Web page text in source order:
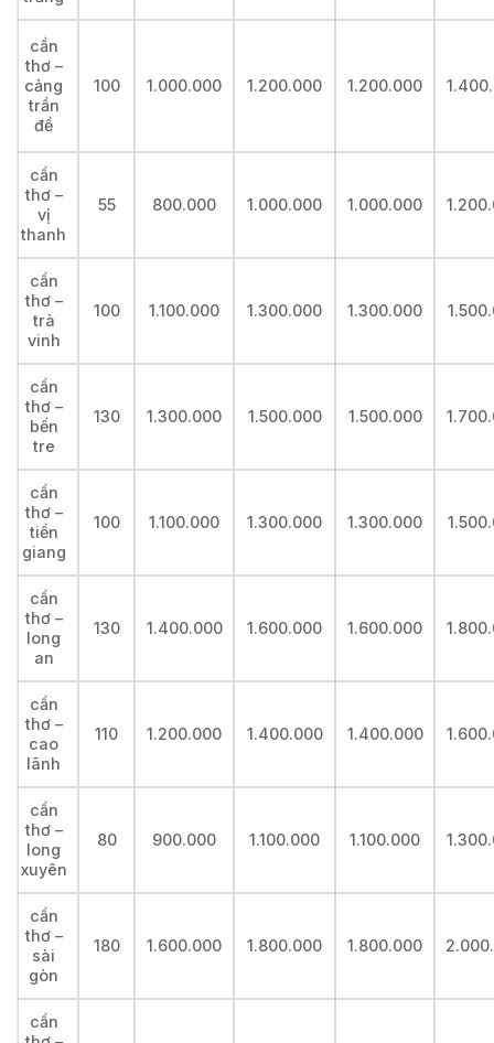
cần
thơ –
cảng
trần
đề
100 1.000.000 1.200.000 1.200.000
cần
thơ –
vị
thanh
55 800.000 1.000.000 1.000.000
cần
thơ –
trà
vinh
100 1.100.000 1.300.000 1.300.000
cần
thơ –
bến
tre
130 1.300.000 1.500.000 1.500.000
cần
thơ –
tiền
giang
100 1.100.000 1.300.000 1.300.000
cần
thơ –
long
an
130 1.400.000 1.600.000 1.600.000
cần
thơ –
cao
lãnh
110 1.200.000 1.400.000 1.400.000
cần
thơ –
long
xuyên
80 900.000 1.100.000 1.100.000
cần
thơ –
sài
gòn
180 1.600.000 1.800.000 1.800.000
cần